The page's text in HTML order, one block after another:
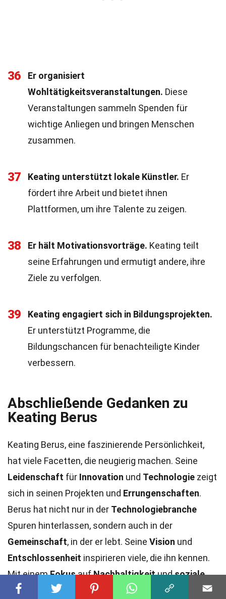
36
Er organisiert
Wohltätigkeitsveranstaltungen. Diese
Veranstaltungen sammeln Spenden für
wichtige Anliegen und bringen Menschen
zusammen.
37 Keating unterstützt lokale Künstler. Er
fördert ihre Arbeit und bietet ihnen
Plattformen, um ihre Talente zu zeigen.
38 Er hält Motivationsvorträge. Keating teilt
seine Erfahrungen und ermutigt andere, ihre
Ziele zu verfolgen.
39
Keating engagiert sich in Bildungsprojekten.
Er unterstützt Programme, die
Bildungschancen für benachteiligte Kinder
verbessern.
Abschließende Gedanken zu
Keating Berus
Keating Berus, eine faszinierende Persönlichkeit,
hat viele Facetten, die neugierig machen. Seine
Leidenschaft für Innovation und Technologie zeigt
sich in seinen Projekten und Errungenschaften.
Berus hat nicht nur in der Technologiebranche
Spuren hinterlassen, sondern auch in der
Gemeinschaft, in der er lebt. Seine Vision und
Entschlossenheit inspirieren viele, die ihn kennen.
Mit einemFokusaufNachhaltigkeitundsoziale
Verantwortung
setzt er sich für eine bessere